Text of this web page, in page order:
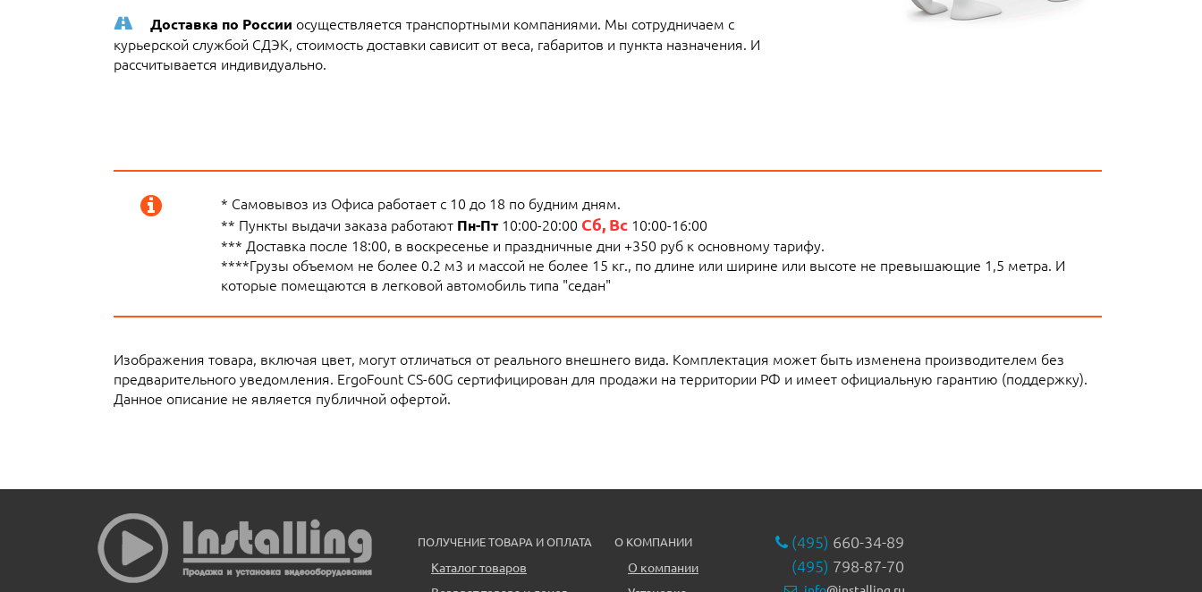
Доставка по России осуществляется транспортными компаниями. Мы сотрудничаем с
курьерской службой СДЭК, стоимость доставки сависит от веса, габаритов и пункта назначения. И
рассчитывается индивидуально.
* Самовывоз из Офиса работает с 10 до 18 по будним дням.
** Пункты выдачи заказа работают Пн-Пт10:00-20:00 Сб, Вс10:00-16:00
*** Доставка после 18:00, в воскресенье и праздничные дни +350 руб к основному тарифу.
****Грузы объемом не более 0.2 м3 и массой не более 15 кг., по длине или ширине или высоте не превышающие 1,5 метра. И
которые помещаются в легковой автомобиль типа "седан"
Изображения товара, включая цвет, могут отличаться от реального внешнего вида. Комплектация может быть изменена производителем без
предварительного уведомления. ErgoFount CS-60G сертифицирован для продажи на территории РФ и имеет официальную гарантию (поддержку).
Данное описание не является публичной офертой.
ПОЛУЧЕНИЕ ТОВАРА И ОПЛАТА
Каталог товаров
О КОМПАНИИ
О компании
(495) 660-34-89
(495) 798-87-70